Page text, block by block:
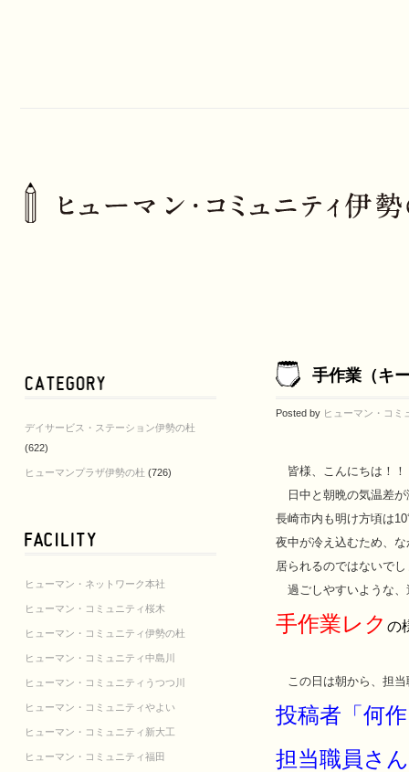
デイサービス・ステーション伊勢の杜
(622)
ヒューマンプラザ伊勢の杜 (726)
ヒューマン・ネットワーク本社
ヒューマン・コミュニティ桜木
ヒューマン・コミュニティ伊勢の杜
ヒューマン・コミュニティ中島川
ヒューマン・コミュニティうつつ川
ヒューマン・コミュニティやよい
ヒューマン・コミュニティ新大工
ヒューマン・コミュニティ福田
手作業（キ
Posted by ヒューマン・コミ
皆様、こんにちは！！
日中と朝晩の気温差が
長崎市内も明け方頃は
夜中が冷え込むため、
居られるのではないで
過ごしやすいような、
手作業レク の
この日は朝から、担当
投稿者「何
担当職員さ